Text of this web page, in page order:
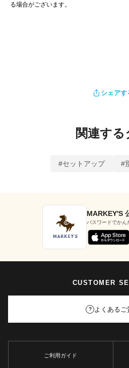
る場合がございます。
シェアす
関連する
#セットアップ #
MARKEY'S
パスワードでかん
CUSTOMER
? よくあるご
ご利用ガイド